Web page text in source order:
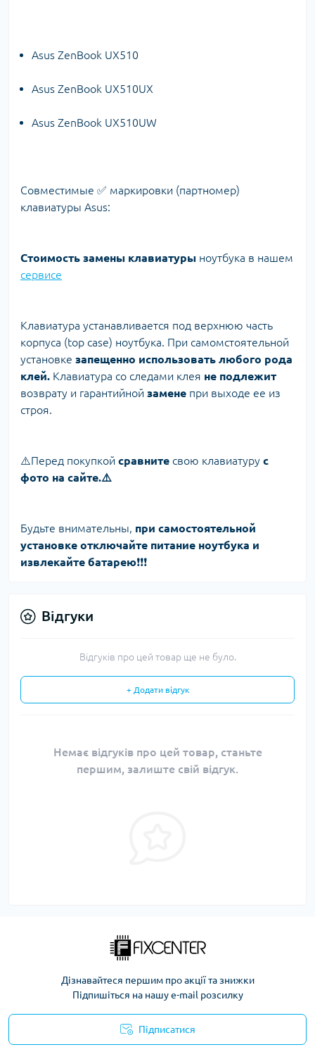
Asus ZenBook UX510
Asus ZenBook UX510UX
Asus ZenBook UX510UW
Совместимые ✅ маркировки (партномер)
клавиатуры Asus:
Стоимость замены клавиатуры ноутбука в нашем
сервисе
Клавиатура устанавливается под верхнюю часть
корпуса (top case) ноутбука. При самомстоятельной
установке запещенно использовать любого рода
клей. Клавиатура со следами клея не подлежит
возврату и гарантийной замене при выходе ее из
строя.
⚠️Перед покупкой сравните свою клавиатуру с
фото на сайте.⚠️
Будьте внимательны, при самостоятельной
установке отключайте питание ноутбука и
извлекайте батарею❗️❗️❗️
Відгуки
Відгуків про цей товар ще не було.
+ Додати відгук
Немає відгуків про цей товар, станьте
першим, залиште свій відгук.
Дізнавайтеся першим про акції та знижки
Підпишіться на нашу e-mail розсилку
Підписатися